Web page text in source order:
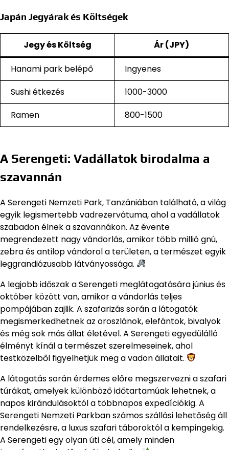
Japán Jegyárak és Költségek
Jegy és Költség Ár (JPY)
Hanami park belépő
Ingyenes
Sushi étkezés
1000-3000
Ramen
800-1500
A Serengeti: Vadállatok birodalma a
szavannán
A Serengeti Nemzeti Park, Tanzániában található, a világ
egyik legismertebb vadrezervátuma, ahol a vadállatok
szabadon élnek a szavannákon. Az évente
megrendezett nagy vándorlás, amikor több millió gnú,
zebra és antilop vándorol a területen, a természet egyik
leggrandiózusabb látványossága.
A legjobb időszak a Serengeti meglátogatására június és
október között van, amikor a vándorlás teljes
pompájában zajlik. A szafarizás során a látogatók
megismerkedhetnek az oroszlánok, elefántok, bivalyok
és még sok más állat életével. A Serengeti egyedülálló
élményt kínál a természet szerelmeseinek, ahol
testközelből figyelhetjük meg a vadon állatait.
A látogatás során érdemes előre megszervezni a szafari
túrákat, amelyek különböző időtartamúak lehetnek, a
napos kirándulásoktól a többnapos expedíciókig. A
Serengeti Nemzeti Parkban számos szállási lehetőség áll
rendelkezésre, a luxus szafari táboroktól a kempingekig.
A Serengeti egy olyan úti cél, amely minden